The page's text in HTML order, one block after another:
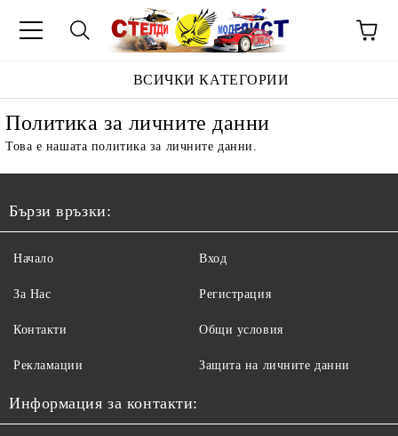
ВСИЧКИ КАТЕГОРИИ
Политика за личните данни
Това е нашата политика за личните данни.
Бързи връзки:
Начало
За Нас
Контакти
Рекламации
Вход
Регистрация
Общи условия
Защита на личните данни
Информация за контакти: